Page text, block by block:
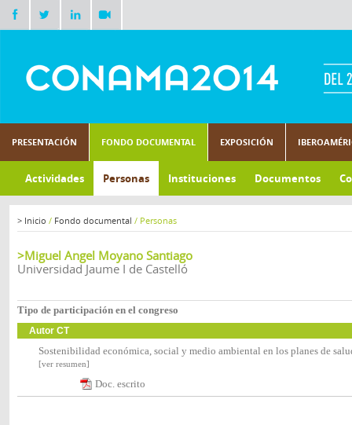
PRESENTACIÓN FONDO DOCUMENTAL EXPOSICIÓN
Actividades Personas Instituciones Documentos
> Inicio / Fondo documental / Personas
>Miguel Angel Moyano Santiago
Universidad Jaume I de Castelló
Tipo de participación en el congreso
Autor CT
Sostenibilidad económica, social y medio ambiental en los planes de
[ver resumen]
Doc. escrito